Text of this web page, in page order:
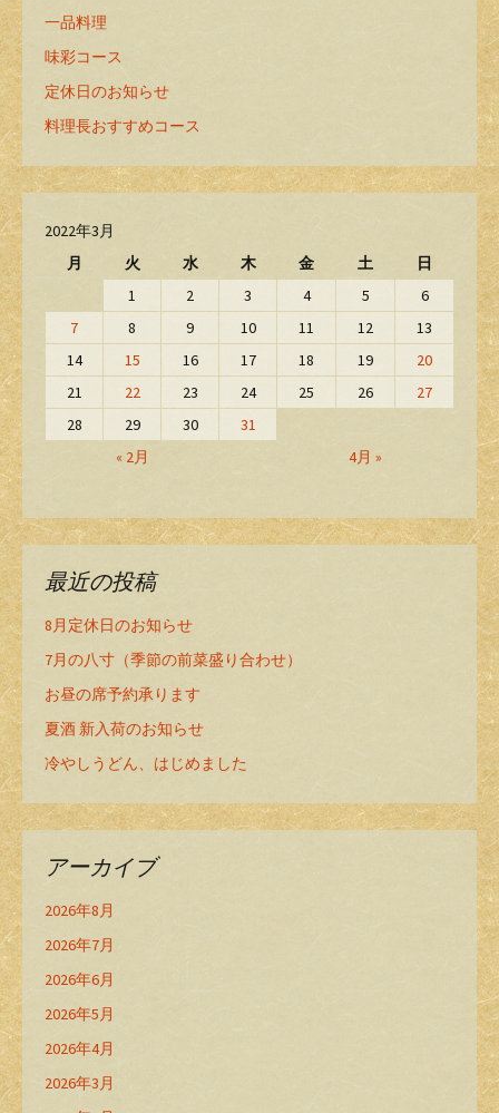
一品料理
味彩コース
定休日のお知らせ
料理長おすすめコース
2022年3月
月
火 水 木 金 土 日
« 2月 4月 »
1 2 3 4 5
6
7
8 9 10 11 12
13
14
15 16 17 18 19
20
21
22 23 24 25 26
27
28
29 30 31
最近の投稿
8月定休日のお知らせ
7月の八寸（季節の前菜盛り合わせ）
お昼の席予約承ります
夏酒 新入荷のお知らせ
冷やしうどん、はじめました
アーカイブ
2026年8月
2026年7月
2026年6月
2026年5月
2026年4月
2026年3月